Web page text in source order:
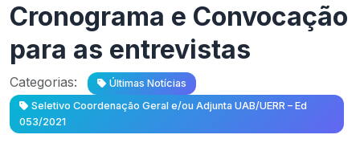
Cronograma e Convocação
para as entrevistas
Categorias:
Últimas Notícias
Seletivo Coordenação Geral e/ou Adjunta UAB/UERR – Ed
053/2021